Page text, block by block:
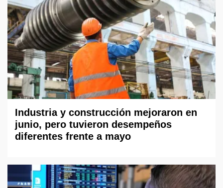
Industria y construcción mejoraron en
junio, pero tuvieron desempeños
diferentes frente a mayo